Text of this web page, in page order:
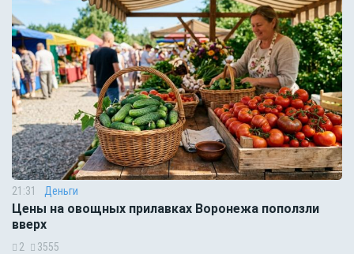
21:31 Деньги
Цены на овощных прилавках Воронежа поползли
вверх
2 3555